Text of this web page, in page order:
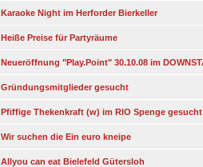
Karaoke Night im Herforder Bierkeller
Heiße Preise für Partyräume
Neueröffnung "Play.Point" 30.10.08 im
Gründungsmitglieder gesucht
Pfiffige Thekenkraft (w) im RIO Spenge
Wir suchen die Ein euro kneipe
Allyou can eat Bielefeld Gütersloh